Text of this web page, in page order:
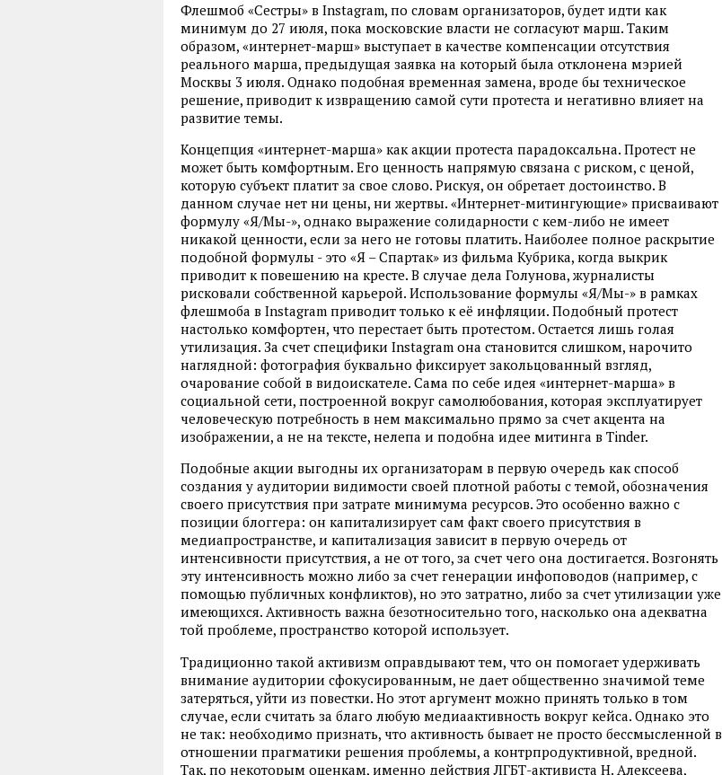
Флешмоб «Сестры» в Instagram, по словам организаторов, будет идти как
минимум до 27 июля, пока московские власти не согласуют марш. Таким
образом, «интернет-марш» выступает в качестве компенсации отсутствия
реального марша, предыдущая заявка на который была отклонена мэрией
Москвы 3 июля. Однако подобная временная замена, вроде бы техническое
решение, приводит к извращению самой сути протеста и негативно влияет на
развитие темы.
Концепция «интернет-марша» как акции протеста парадоксальна. Протест не
может быть комфортным. Его ценность напрямую связана с риском, с ценой,
которую субъект платит за свое слово. Рискуя, он обретает достоинство. В
данном случае нет ни цены, ни жертвы. «Интернет-митингующие» присваивают
формулу «Я/Мы-», однако выражение солидарности с кем-либо не имеет
никакой ценности, если за него не готовы платить. Наиболее полное раскрытие
подобной формулы - это «Я – Спартак» из фильма Кубрика, когда выкрик
приводит к повешению на кресте. В случае дела Голунова, журналисты
рисковали собственной карьерой. Использование формулы «Я/Мы-» в рамках
флешмоба в Instagram приводит только к её инфляции. Подобный протест
настолько комфортен, что перестает быть протестом. Остается лишь голая
утилизация. За счет специфики Instagram она становится слишком, нарочито
наглядной: фотография буквально фиксирует закольцованный взгляд,
очарование собой в видоискателе. Сама по себе идея «интернет-марша» в
социальной сети, построенной вокруг самолюбования, которая эксплуатирует
человеческую потребность в нем максимально прямо за счет акцента на
изображении, а не на тексте, нелепа и подобна идее митинга в Tinder.
Подобные акции выгодны их организаторам в первую очередь как способ
создания у аудитории видимости своей плотной работы с темой, обозначения
своего присутствия при затрате минимума ресурсов. Это особенно важно с
позиции блоггера: он капитализирует сам факт своего присутствия в
медиапространстве, и капитализация зависит в первую очередь от
интенсивности присутствия, а не от того, за счет чего она достигается. Возгонять
эту интенсивность можно либо за счет генерации инфоповодов (например, с
помощью публичных конфликтов), но это затратно, либо за счет утилизации уже
имеющихся. Активность важна безотносительно того, насколько она адекватна
той проблеме, пространство которой использует.
Традиционно такой активизм оправдывают тем, что он помогает удерживать
внимание аудитории сфокусированным, не дает общественно значимой теме
затеряться, уйти из повестки. Но этот аргумент можно принять только в том
случае, если считать за благо любую медиаактивность вокруг кейса. Однако это
не так: необходимо признать, что активность бывает не просто бессмысленной в
отношении прагматики решения проблемы, а контрпродуктивной, вредной.
Так, по некоторым оценкам, именно действия ЛГБТ-активиста Н. Алексеева,